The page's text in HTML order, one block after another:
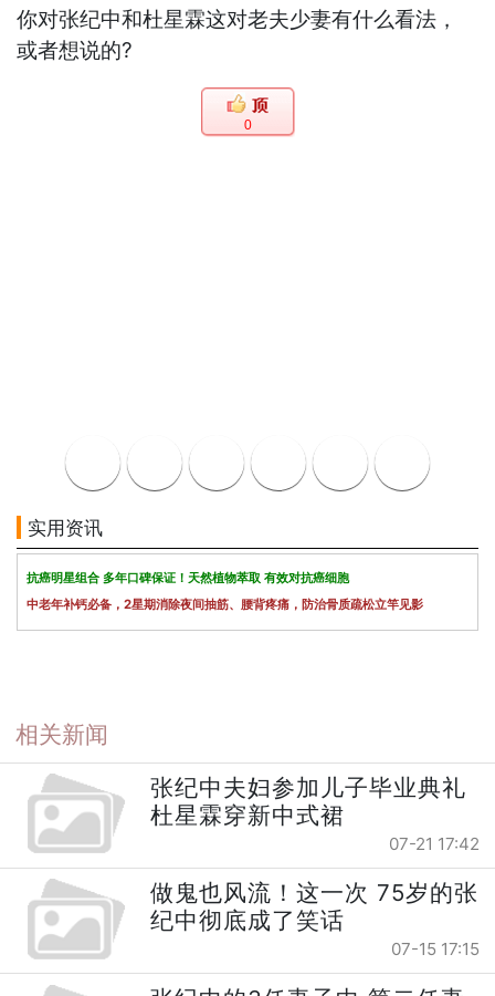
你对张纪中和杜星霖这对老夫少妻有什么看法，
或者想说的?
0
实用资讯
抗癌明星组合 多年口碑保证！天然植物萃取 有效对抗癌细胞
中老年补钙必备，2星期消除夜间抽筋、腰背疼痛，防治骨质疏松立竿见影
相关新闻
张纪中夫妇参加儿子毕业典礼
杜星霖穿新中式裙
07-21 17:42
做鬼也风流！这一次 75岁的张
纪中彻底成了笑话
07-15 17:15